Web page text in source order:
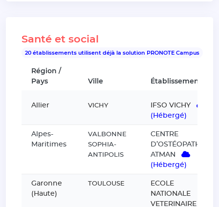
Santé et social
20 établissements utilisent déjà la solution PRONOTE Campus
Région /
Pays
Ville Établissement
Allier VICHY
IFSO VICHY
(Hébergé)
Alpes-
Maritimes
VALBONNE
SOPHIA-
ANTIPOLIS
CENTRE
D’OSTÉOPATHIE
ATMAN
(Hébergé)
Garonne
(Haute)
TOULOUSE
ECOLE
NATIONALE
VETERINAIRE DE